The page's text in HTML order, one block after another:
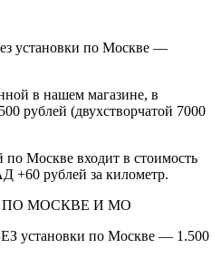
установки по Москве —
в нашем магазине, в
рублей (двухстворчатой 7000
по Москве входит в стоимость
+60 рублей за километр.
МОСКВЕ И МО
установки по Москве — 1.500